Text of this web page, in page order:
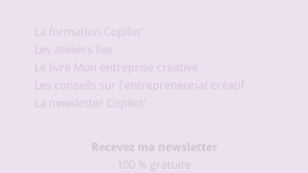
La formation Copilot'
Les ateliers live
Le livre Mon entreprise créative
Les conseils sur l'entrepreneuriat créatif
La newsletter Copilot'
Recevez ma newsletter
100 % gratuite